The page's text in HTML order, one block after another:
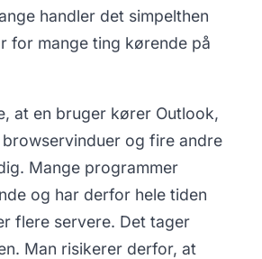
handler det simpelthen
for mange ting kørende på
at en bruger kører Outlook,
browservinduer og fire andre
Mange programmer
og har derfor hele tiden
flere servere. Det tager
Man risikerer derfor, at